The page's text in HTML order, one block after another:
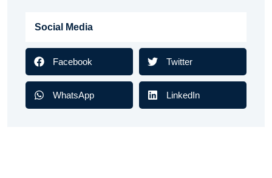
Social Media
Facebook Twitter
WhatsApp LinkedIn